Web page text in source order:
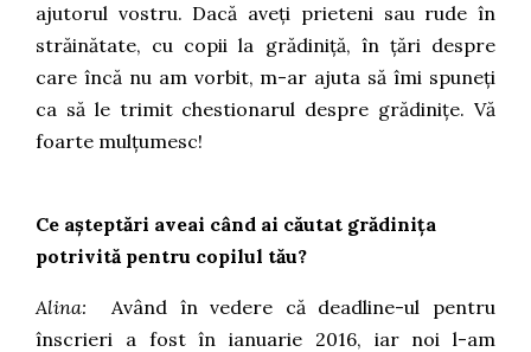
ajutorul vostru. Dacă aveți prieteni sau rude în
străinătate, cu copii la grădiniță, în țări despre
care încă nu am vorbit, m-ar ajuta să îmi spuneți
ca să le trimit chestionarul despre grădinițe. Vă
foarte mulțumesc!
Ce așteptări aveai când ai căutat grădinița
potrivită pentru copilul tău?
Alina:Având în vedere că deadline-ul pentru
înscrieri a fost în ianuarie 2016, iar noi l-am